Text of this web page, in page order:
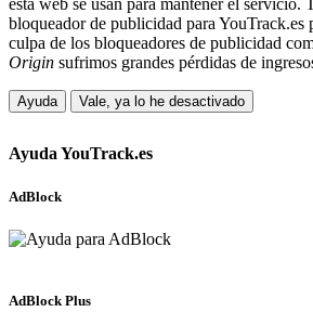
esta web se usan para mantener el servicio.
bloqueador de publicidad para YouTrack.es
culpa de los bloqueadores de publicidad
Origin sufrimos grandes pérdidas de
Ayuda Vale, ya lo he desactivado
Ayuda YouTrack.es
AdBlock
AdBlock Plus